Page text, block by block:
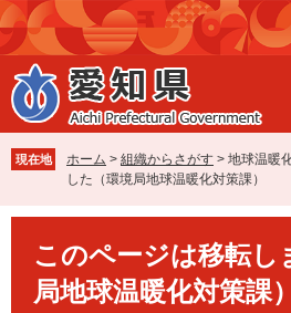
ペ
ー
ジ
の
先
で
す
メ
ニ
ュ
ー
を
ば
し
本
現在地 ホーム > 組織からさがす > 地球温暖
した（環境局地球温暖化対策課）
このページは移転し
局地球温暖化対策課）